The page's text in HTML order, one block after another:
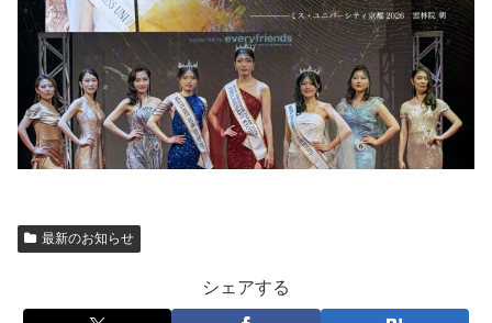
最新のお知らせ
シェアする